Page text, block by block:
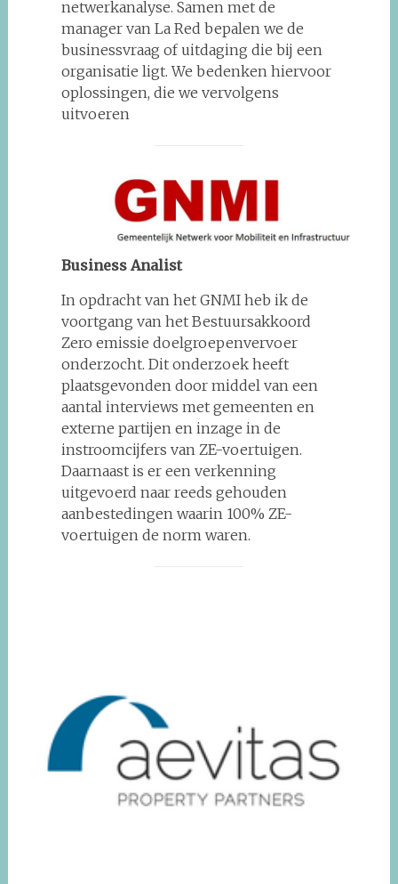
netwerkanalyse. Samen met de
manager van La Red bepalen we de
businessvraag of uitdaging die bij een
organisatie ligt. We bedenken hiervoor
oplossingen, die we vervolgens
uitvoeren
Business Analist
In opdracht van het GNMI heb ik de
voortgang van het Bestuursakkoord
Zero emissie doelgroepenvervoer
onderzocht. Dit onderzoek heeft
plaatsgevonden door middel van een
aantal interviews met gemeenten en
externe partijen en inzage in de
instroomcijfers van ZE-voertuigen.
Daarnaast is er een verkenning
uitgevoerd naar reeds gehouden
aanbestedingen waarin 100% ZE-
voertuigen de norm waren.